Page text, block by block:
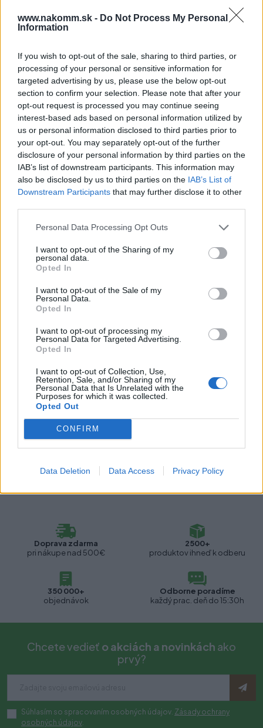
www.nakomm.sk - Do Not Process My Personal
Information
If you wish to opt-out of the sale, sharing to third parties, or
processing of your personal or sensitive information for
targeted advertising by us, please use the below opt-out
section to confirm your selection. Please note that after your
opt-out request is processed you may continue seeing
interest-based ads based on personal information utilized by
us or personal information disclosed to third parties prior to
your opt-out. You may separately opt-out of the further
disclosure of your personal information by third parties on the
IAB’s list of downstream participants. This information may
also be disclosed by us to third parties on the IAB’s List of
Downstream Participants that may further disclose it to other
Personal Data Processing Opt Outs
I want to opt-out of the Sharing of my
personal data.
Opted In
I want to opt-out of the Sale of my
Personal Data.
Opted In
I want to opt-out of processing my
Personal Data for Targeted Advertising.
Opted In
I want to opt-out of Collection, Use,
Retention, Sale, and/or Sharing of my
Personal Data that Is Unrelated with the
Purposes for which it was collected.
Opted Out
CONFIRM
Data Deletion Data Access Privacy Policy
Technické údaje:
☛ Značka: Wireli
☛ Model: Luxe
☛ Farba tyče: čierna
☛ Rozmer: 20x17,5x65 mm
☛ Montáž: do police, alebo horného dna
☛ Materiál: zamak
Parametre
W-2005025120
Výrobca: Emuca
Kategórie:
Farba: Čierna matná
Typ tyčí: Pevné
Recenzie produktu
Pre tento produkt neboli pridané žiadne recenzie.
Pre pridanie recenzie sa musíte prihlásiť
Doprava zdarma
pri nákupe nad 500€
2500+
produktov ihneď k odberu
350 000+
objednávok
Odborne poradíme
každý prac. deň do 15:30h
Chcete vedieť o akciách a novinkách ako
prvý?
Súhlasím so spracovaním osobných údajov. Zásady ochrany
osobných údajov.